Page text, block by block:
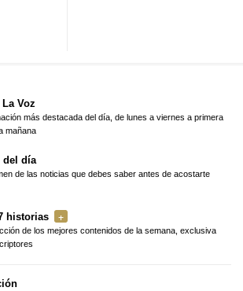
La Voz
más destacada del día, de lunes a viernes a primera
mañana
del día
de las noticias que debes saber antes de acostarte
historias
de los mejores contenidos de la semana, exclusiva